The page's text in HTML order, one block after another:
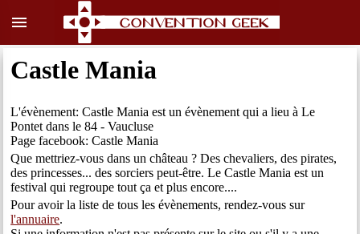
menu
Castle Mania
L'évènement: Castle Mania est un évènement qui a lieu à Le
Pontet dans le 84 - Vaucluse
Page facebook: Castle Mania
Que mettriez-vous dans un château ? Des chevaliers, des pirates,
des princesses... des sorciers peut-être. Le Castle Mania est un
festival qui regroupe tout ça et plus encore....
Pour avoir la liste de tous les évènements, rendez-vous sur
l'annuaire.